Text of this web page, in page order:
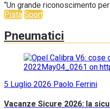
“Un grande riconoscimento
Pista Sport
Pneumatici
5 Luglio 2026 Paolo Ferrini
Vacanze Sicure 2026: la